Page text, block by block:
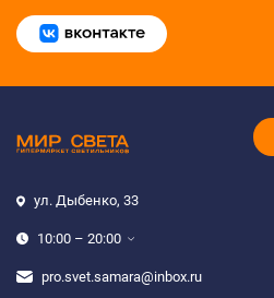
ул. Дыбенко, 33
10:00 – 20:00
pro.svet.samara@inbox.ru